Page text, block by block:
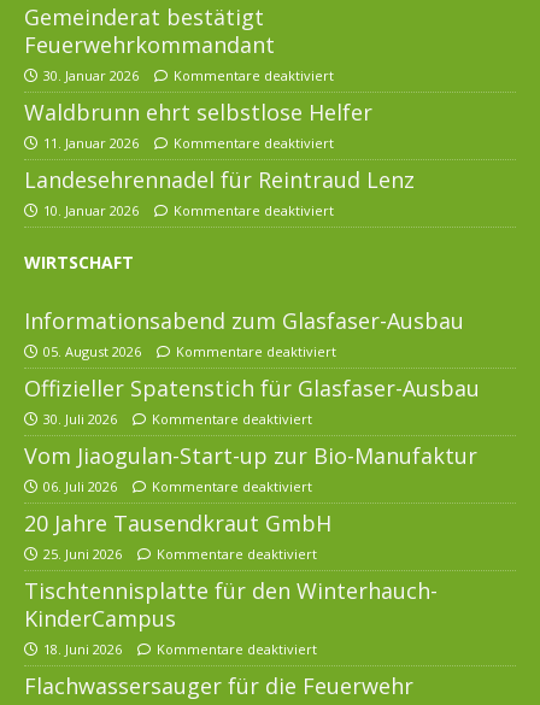
Gemeinderat bestätigt
Feuerwehrkommandant
30. Januar 2026 Kommentare deaktiviert
Waldbrunn ehrt selbstlose Helfer
11. Januar 2026 Kommentare deaktiviert
Landesehrennadel für Reintraud Lenz
10. Januar 2026 Kommentare deaktiviert
WIRTSCHAFT
Informationsabend zum Glasfaser-Ausbau
05. August 2026 Kommentare deaktiviert
Offizieller Spatenstich für Glasfaser-Ausbau
30. Juli 2026 Kommentare deaktiviert
Vom Jiaogulan-Start-up zur Bio-Manufaktur
06. Juli 2026 Kommentare deaktiviert
20 Jahre Tausendkraut GmbH
25. Juni 2026 Kommentare deaktiviert
Tischtennisplatte für den Winterhauch-
KinderCampus
18. Juni 2026 Kommentare deaktiviert
Flachwassersauger für die Feuerwehr